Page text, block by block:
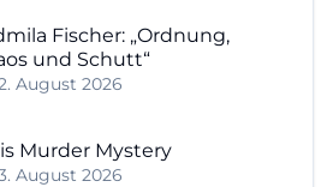
Fischer: „Ordnung,
und Schutt“
August 2026
Murder Mystery
August 2026